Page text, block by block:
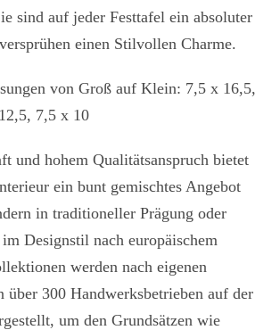
sind auf jeder Festtafel ein absoluter
einen Stilvollen Charme.
von Groß auf Klein: 7,5 x 16,5,
7,5 x 10
und hohem Qualitätsanspruch bietet
ein bunt gemischtes Angebot
in traditioneller Prägung oder
Designstil nach europäischem
werden nach eigenen
über 300 Handwerksbetrieben auf der
um den Grundsätzen wie